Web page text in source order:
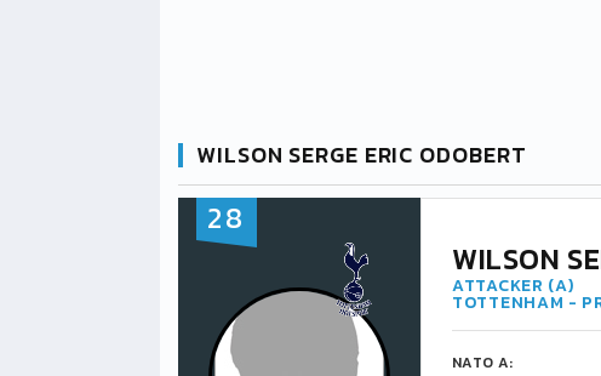
WILSON SERGE ERIC ODOBERT
28
WILSON
ATTACKER (A)
TOTTENHAM -
NATO A: